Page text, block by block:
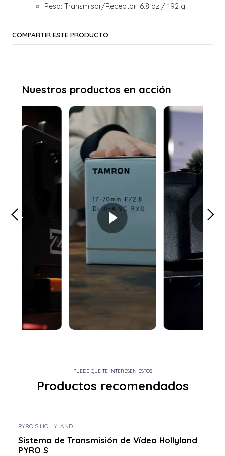
Peso: Transmisor/Receptor: 6.8 oz / 192 g
COMPARTIR ESTE PRODUCTO
PUEDE QUE TE INTERESEN ESTOS
Productos recomendados
Consulta por el tuyo
PYRO S|HOLLYLAND
Sistema de Transmisión de Vídeo Hollyland
PYRO S